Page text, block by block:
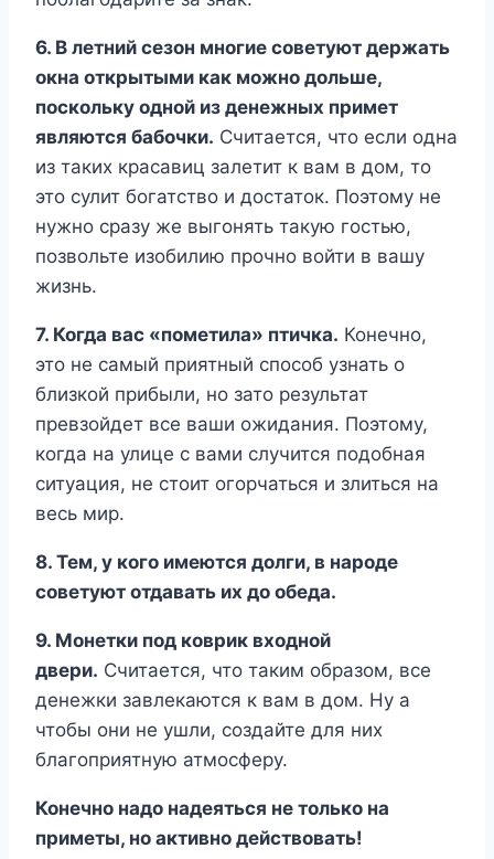
6. В летний сезон многие советуют держать
окна открытыми как можно дольше,
поскольку одной из денежных примет
являются бабочки. Считается, что если одна
из таких красавиц залетит к вам в дом, то
это сулит богатство и достаток. Поэтому не
нужно сразу же выгонять такую гостью,
позвольте изобилию прочно войти в вашу
жизнь.
7. Когда вас «пометила» птичка. Конечно,
это не самый приятный способ узнать о
близкой прибыли, но зато результат
превзойдет все ваши ожидания. Поэтому,
когда на улице с вами случится подобная
ситуация, не стоит огорчаться и злиться на
весь мир.
8. Тем, у кого имеются долги, в народе
советуют отдавать их до обеда.
9. Монетки под коврик входной
двери. Считается, что таким образом, все
денежки завлекаются к вам в дом. Ну а
чтобы они не ушли, создайте для них
благоприятную атмосферу.
Конечно надо надеяться не только на
приметы, но активно действовать!